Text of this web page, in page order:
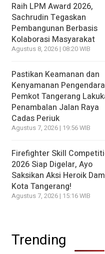
Raih LPM Award 2026,
Sachrudin Tegaskan
Pembangunan Berbasis
Kolaborasi Masyarakat
Agustus 8, 2026 | 08:20 WIB
Pastikan Keamanan dan
Kenyamanan
Pemkot Tangerang
Penambalan Jalan Raya
Cadas Periuk
Agustus 7, 2026 | 19:56 WIB
Firefighter Skill
2026 Siap Digelar, Ayo
Saksikan Aksi Heroik
Kota Tangerang!
Agustus 7, 2026 | 15:16 WIB
Trending